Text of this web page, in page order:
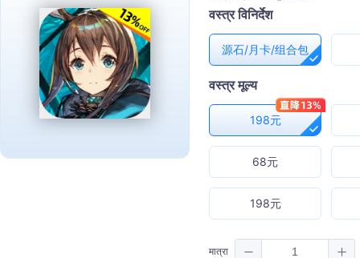
वस्त्र विनिर्देश
源石/月卡/组合包
वस्त्र मूल्य
198元
68元
198元
मात्रा